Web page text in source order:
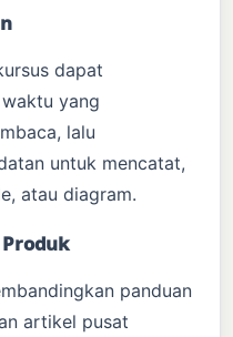
dapat
yang
lalu
untuk mencatat,
atau diagram.
panduan
artikel pusat